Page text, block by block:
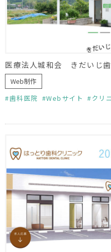
Web制作
歯科医院
Webサイト
クリ